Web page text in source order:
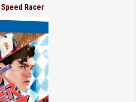
Speed Racer